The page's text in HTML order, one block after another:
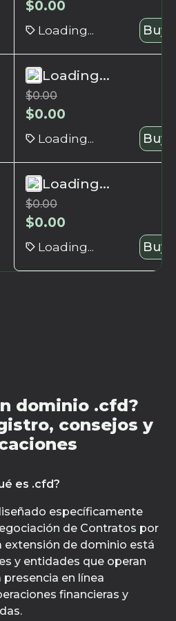
$0.00
Loading... Buy
Loading...
$0.00
$0.00
Loading... Buy
Loading...
$0.00
$0.00
Loading... Buy
dominio .cfd?
consejos y
es .cfd?
específicamente
de Contratos por
extensión de dominio está
y entidades que operan
presencia en línea
financieras y